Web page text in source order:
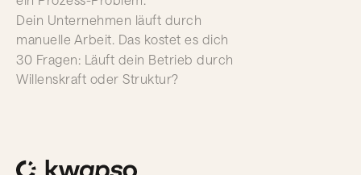
Dein Unternehmen läuft durch
manuelle Arbeit. Das kostet es dich
30 Fragen: Läuft dein Betrieb durch
Willenskraft oder Struktur?